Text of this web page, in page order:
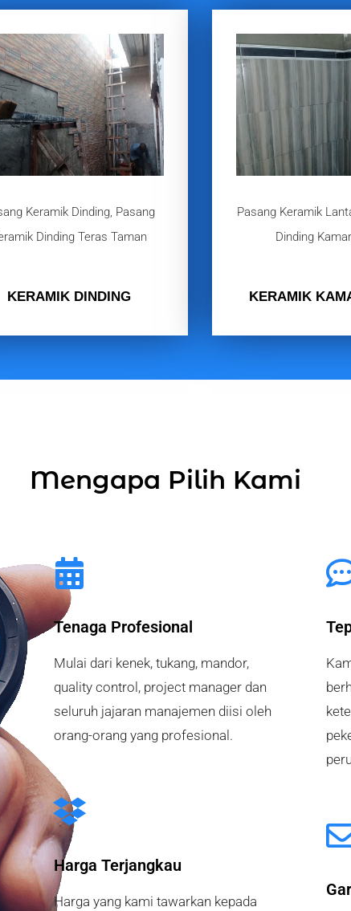
Keramik Dinding, Pasang
Dinding Teras Taman
KERAMIK DINDING
Pasang Keramik
Dinding
KERAMIK
Mengapa Pilih Kami
Tenaga Profesional
Mulai dari kenek, tukang, mandor,
quality control, project manager dan
seluruh jajaran manajemen diisi oleh
orang-orang yang profesional.
Harga Terjangkau
Harga yang kami tawarkan kepada